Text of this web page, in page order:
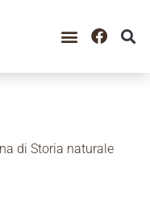
di Storia naturale